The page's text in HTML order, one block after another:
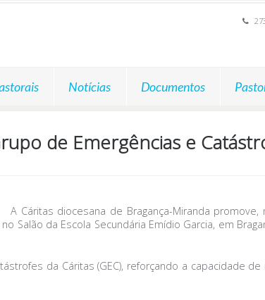
Notícias Documentos
de Emergências e
A Cáritas diocesana de Bragança-Miranda
Salão da Escola Secundária Emídio Garcia, em
da Cáritas (GEC), reforçando a capacidade